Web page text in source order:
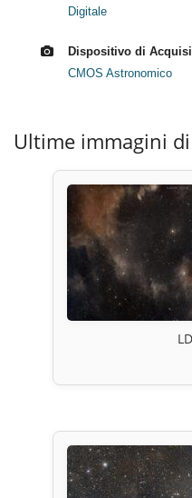
Digitale
Dispositivo di
CMOS Astronomico
Ultime immagini